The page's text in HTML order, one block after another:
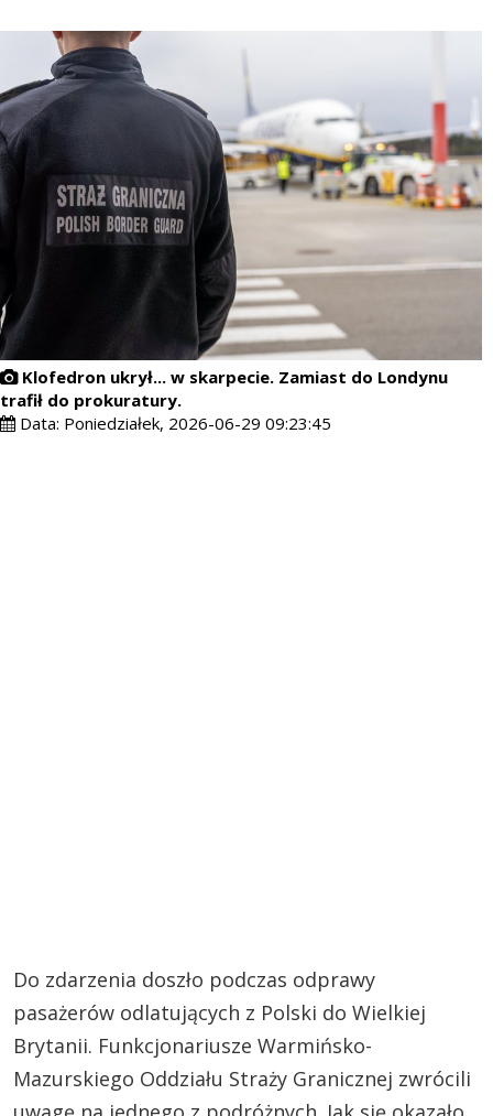
Klofedron ukrył... w skarpecie. Zamiast do Londynu
trafił do prokuratury.
Data: Poniedziałek, 2026-06-29 09:23:45
Do zdarzenia doszło podczas odprawy
pasażerów odlatujących z Polski do Wielkiej
Brytanii. Funkcjonariusze Warmińsko-
Mazurskiego Oddziału Straży Granicznej zwrócili